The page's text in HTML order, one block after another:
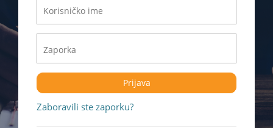
Prijava
Zaboravili ste zaporku?